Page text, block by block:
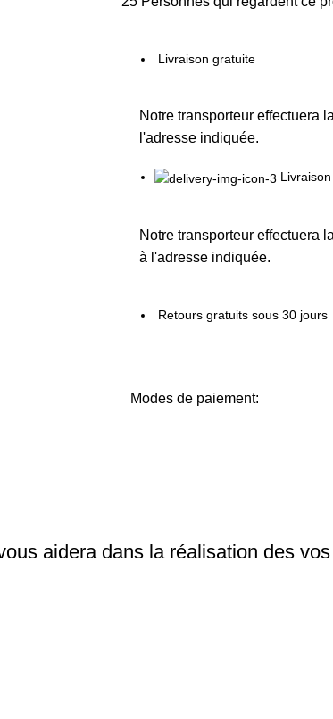
Livraison gratuite
Notre transporteur effectuera
l'adresse indiquée.
Notre transporteur effectuera
à l'adresse indiquée.
Retours gratuits sous 30 jours
Modes de paiement:
aidera dans la réalisation des